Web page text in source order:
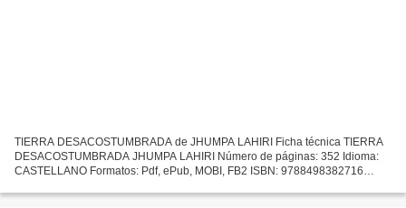
TIERRA DESACOSTUMBRADA de JHUMPA LAHIRI Ficha técnica TIERRA
DESACOSTUMBRADA JHUMPA LAHIRI Número de páginas: 352 Idioma:
CASTELLANO Formatos: Pdf, ePub, MOBI, FB2 ISBN: 9788498382716
SALAMANDRA Año...